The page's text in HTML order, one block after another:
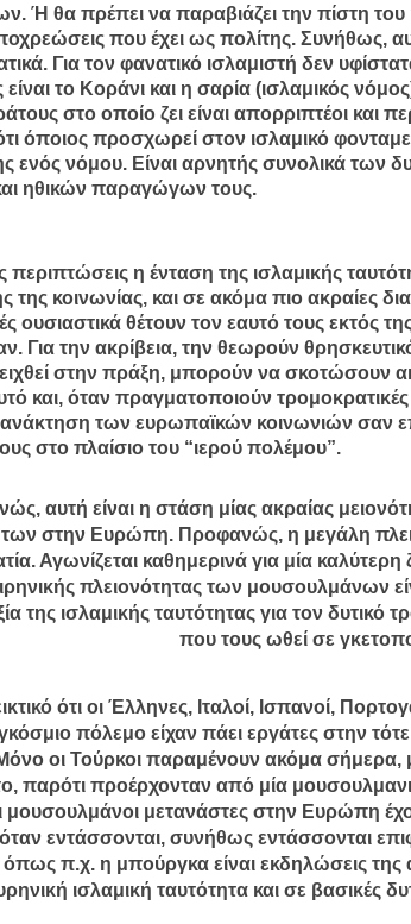
Ή θα πρέπει να παραβιάζει την πίστη του
που έχει ως πολίτης. Συνήθως,
Για τον φανατικό ισλαμιστή δεν
το Κοράνι και η σαρία (ισλαμικός
στο οποίο ζει είναι απορριπτέοι και
όποιος προσχωρεί στον ισλαμικό
ενός νόμου. Είναι αρνητής συνολικά των
ηθικών παραγώγων τους.
περιπτώσεις η ένταση της ισλαμικής
της κοινωνίας, και σε ακόμα πιο ακραίες
ουσιαστικά θέτουν τον εαυτό τους εκτός
Για την ακρίβεια, την θεωρούν
στην πράξη, μπορούν να σκοτώσουν
και, όταν πραγματοποιούν
των ευρωπαϊκών κοινωνιών σαν
στο πλαίσιο του “ιερού πολέμου”.
αυτή είναι η στάση μίας ακραίας
στην Ευρώπη. Προφανώς, η μεγάλη
Αγωνίζεται καθημερινά για μία
πλειονότητας των μουσουλμάνων
της ισλαμικής ταυτότητας για τον δυτικό
που τους ωθεί σε
ότι οι Έλληνες, Ιταλοί, Ισπανοί,
πόλεμο είχαν πάει εργάτες στην
οι Τούρκοι παραμένουν ακόμα σήμερα,
παρότι προέρχονταν από μία
μουσουλμάνοι μετανάστες στην Ευρώπη
εντάσσονται, συνήθως εντάσσονται
π.χ. η μπούργκα είναι εκδηλώσεις της
ισλαμική ταυτότητα και σε βασικές